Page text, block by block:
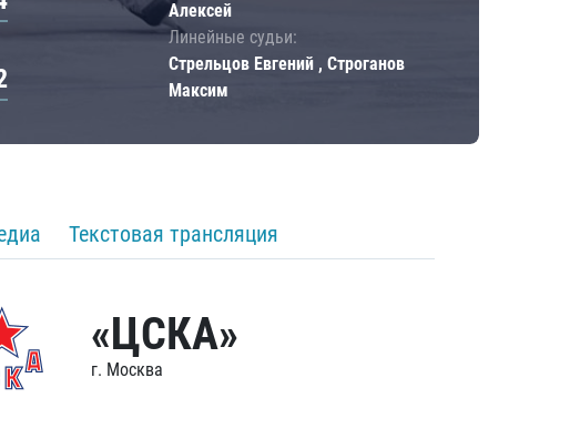
Алексей
Линейные судьи:
Стрельцов Евгений , Строганов
Максим
Текстовая трансляция
«ЦСКА»
г. Москва